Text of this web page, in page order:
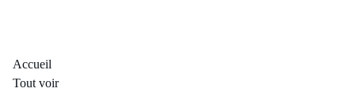
Accueil
Tout voir